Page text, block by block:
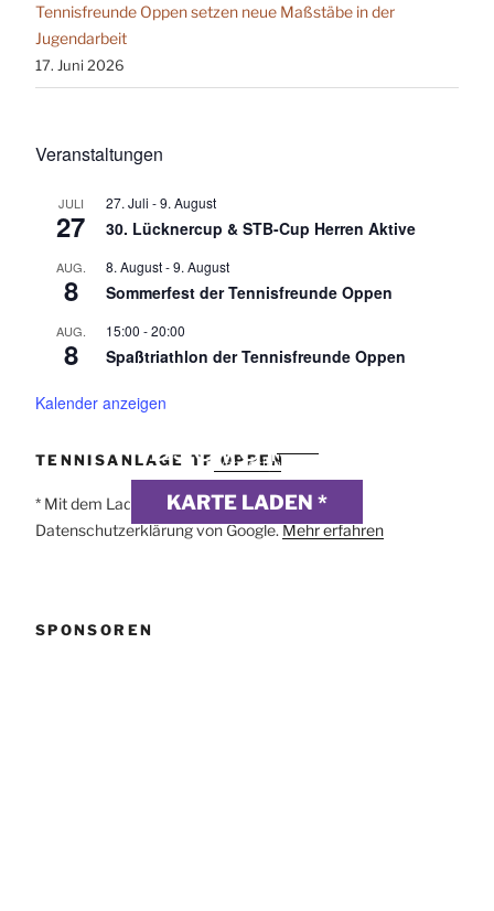
Tennisfreunde Oppen setzen neue Maßstäbe in der
Jugendarbeit
17. Juni 2026
Veranstaltungen
JULI
27
27. Juli -9. August
30. Lücknercup & STB-Cup Herren Aktive
AUG.
8
8. August-9. August
Sommerfest der Tennisfreunde Oppen
AUG.
8
15:00 -20:00
Spaßtriathlon der Tennisfreunde Oppen
Kalender anzeigen
TENNISANLAGE TF OPPEN
DSGVO MAP
KARTE LADEN *
webdesign
* Mit dem Laden der Karte akzeptierst du die
Datenschutzerklärung von Google.Mehr erfahren
SPONSOREN